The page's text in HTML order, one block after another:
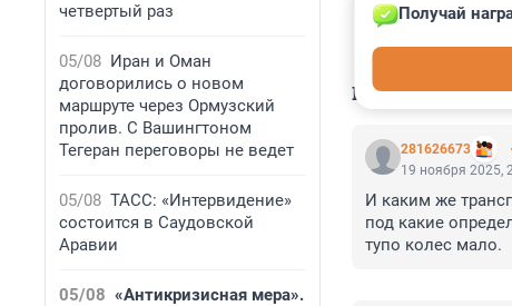
четвертый раз
05/08 Иран и Оман
договорились о новом
маршруте через Ормузский
пролив. С Вашингтоном
Тегеран переговоры не ведет
05/08 ТАСС: «Интервидение»
состоится в Саудовской
Аравии
05/08 «Антикризисная мера».
281626673
Получай
19 ноября 2025,
И каким же
под какие
тупо колес мало.